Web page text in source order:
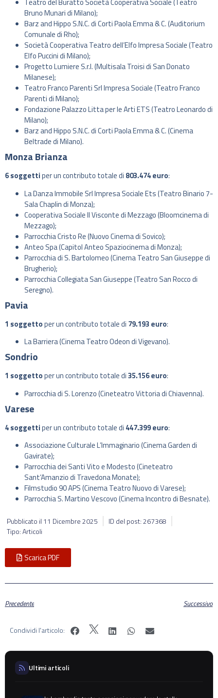
Teatro del Buratto Società Cooperativa Sociale (Teatro
Bruno Munari di Milano);
Barz and Hippo S.N.C. di Corti Paola Emma & C. (Auditorium
Comunale di Rho);
Società Cooperativa Teatro dell’Elfo Impresa Sociale (Teatro
Elfo Puccini di Milano);
Progetto Lumiere S.r.l. (Multisala Troisi di San Donato
Milanese);
Teatro Franco Parenti Srl Impresa Sociale (Teatro Franco
Parenti di Milano);
Fondazione Palazzo Litta per le Arti ETS (Teatro Leonardo di
Milano);
Barz and Hippo S.N.C. di Corti Paola Emma & C. (Cinema
Beltrade di Milano).
Monza Brianza
6 soggettiper un contributo totale di 803.474 euro:
La Danza Immobile Srl Impresa Sociale Ets (Teatro Binario 7-
Sala Chaplin di Monza);
Cooperativa Sociale Il Visconte di Mezzago (Bloomcinema di
Mezzago);
Parrocchia Cristo Re (Nuovo Cinema di Sovico);
Anteo Spa (Capitol Anteo Spaziocinema di Monza);
Parrocchia di S. Bartolomeo (Cinema Teatro San Giuseppe di
Brugherio);
Parrocchia Collegiata San Giuseppe (Teatro San Rocco di
Seregno).
Pavia
1 soggettoper un contributo totale di 79.193 euro:
La Barriera (Cinema Teatro Odeon di Vigevano).
Sondrio
1 soggettoper un contributo totale di35.156 euro:
Parrocchia di S. Lorenzo (Cineteatro Vittoria di Chiavenna).
Varese
4 soggettiper un contributo totale di 447.399 euro:
Associazione Culturale L’Immaginario (Cinema Garden di
Gavirate);
Parrocchia dei Santi Vito e Modesto (Cineteatro
Sant’Amanzio di Travedona Monate);
Filmstudio 90 APS (Cinema Teatro Nuovo di Varese);
Parrocchia S. Martino Vescovo (Cinema Incontro di Besnate).
Pubblicato il 11 Dicembre 2025
ID del post: 267368
Tipo: Articoli
Scarica PDF
Precedente Successivo
Condividi l'articolo:
Ultimi articoli